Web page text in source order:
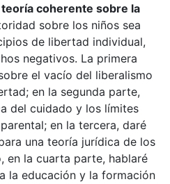
teoría coherente sobre la
sobre los niños sea
de libertad individual,
negativos. La primera
el vacío del liberalismo
en la segunda parte,
del cuidado y los límites
en la tercera, daré
una teoría jurídica de los
en la cuarta parte, hablaré
la educación y la formación